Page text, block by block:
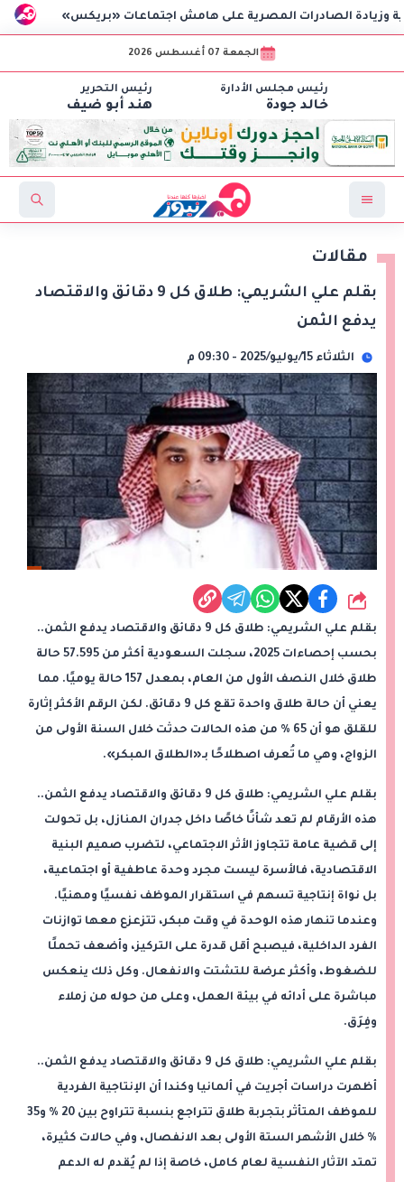
وزير الصادرات المصرية على هامش اجتماعات «بريكس»
الجمعة 07 أغسطس 2026
رئيس مجلس الأدارة
خالد جودة
رئيس التحرير
هند أبو ضيف
مقالات
بقلم علي الشريمي: طلاق كل 9 دقائق والاقتصاد
يدفع الثمن
الثلاثاء 15/يوليو/2025 - 09:30 م
شارك
بقلم علي الشريمي: طلاق كل 9 دقائق والاقتصاد يدفع الثمن..
بحسب إحصاءات 2025، سجلت السعودية أكثر من 57.595 حالة
طلاق خلال النصف الأول من العام، بمعدل 157 حالة يوميًا. مما
يعني أن حالة طلاق واحدة تقع كل 9 دقائق. لكن الرقم الأكثر إثارة
للقلق هو أن 65 % من هذه الحالات حدثت خلال السنة الأولى من
الزواج، وهي ما تُعرف اصطلاحًا بـ«الطلاق المبكر».
بقلم علي الشريمي: طلاق كل 9 دقائق والاقتصاد يدفع الثمن..
هذه الأرقام لم تعد شأنًا خاصًا داخل جدران المنازل، بل تحولت
إلى قضية عامة تتجاوز الأثر الاجتماعي، لتضرب صميم البنية
الاقتصادية، فالأسرة ليست مجرد وحدة عاطفية أو اجتماعية،
بل نواة إنتاجية تسهم في استقرار الموظف نفسيًا ومهنيًا.
وعندما تنهار هذه الوحدة في وقت مبكر، تتزعزع معها توازنات
الفرد الداخلية، فيصبح أقل قدرة على التركيز، وأضعف تحملًا
للضغوط، وأكثر عرضة للتشتت والانفعال. وكل ذلك ينعكس
مباشرة على أدائه في بيئة العمل، وعلى من حوله من زملاء
وفِرَق.
بقلم علي الشريمي: طلاق كل 9 دقائق والاقتصاد يدفع الثمن..
أظهرت دراسات أجريت في ألمانيا وكندا أن الإنتاجية الفردية
للموظف المتأثر بتجربة طلاق تتراجع بنسبة تتراوح بين 20 % و35
% خلال الأشهر الستة الأولى بعد الانفصال، وفي حالات كثيرة،
تمتد الآثار النفسية لعام كامل، خاصة إذا لم يُقدم له الدعم